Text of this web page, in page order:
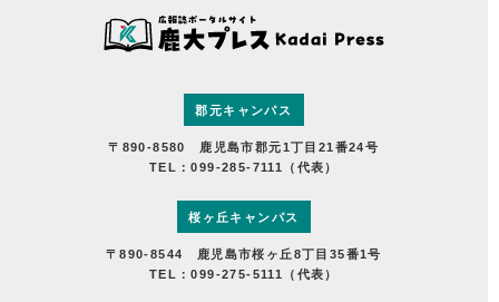
郡元キャンパス
〒890-8580 鹿児島市郡元1丁目21番24号
TEL：099-285-7111（代表）
桜ヶ丘キャンパス
〒890-8544 鹿児島市桜ヶ丘8丁目35番1号
TEL：099-275-5111（代表）